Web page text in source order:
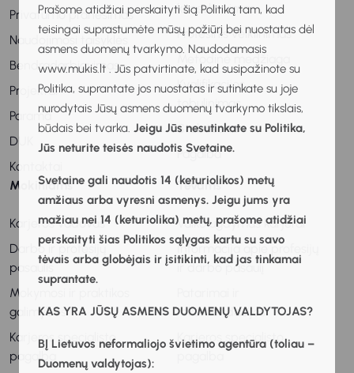
Prašome atidžiai perskaityti šią Politiką tam, kad
teisingai suprastumėte mūsų požiūrį bei nuostatas dėl
asmens duomenų tvarkymo. Naudodamasis
www.mukis.lt . Jūs patvirtinate, kad susipažinote su
Politika, suprantate jos nuostatas ir sutinkate su joje
nurodytais Jūsų asmens duomenų tvarkymo tikslais,
būdais bei tvarka. Jeigu Jūs nesutinkate su Politika,
Jūs neturite teisės naudotis Svetaine.
Svetaine gali naudotis 14 (keturiolikos) metų
amžiaus arba vyresni asmenys. Jeigu jums yra
mažiau nei 14 (keturiolika) metų, prašome atidžiai
perskaityti šias Politikos sąlygas kartu su savo
tėvais arba globėjais ir įsitikinti, kad jas tinkamai
suprantate.
KAS YRA JŪSŲ ASMENS DUOMENŲ VALDYTOJAS?
BĮ Lietuvos neformaliojo švietimo agentūra (toliau –
Duomenų valdytojas):
Privatumo pranešimas
Naudojimosi taisyklės
Bendradarbiavimas
Projektai
Parama
DUK
Kontaktai
konsultavimas
Profesinis veiklinimas
Metodinė medžiaga
Kvalifikacijos
tobulinimas
Stebėsena
Pagalba
Mokiniams
Karjeros vadovas
Darbo ir profesijų
pasaulis
Mokymosi ir praktikos
galimybės
Karjeros specialisto
pagalba
Tėvams
Vaiko ugdymas karjerai
Informacija apie profesijų
ir darbo pasaulį
rekomendacijos
Karjeros specialisto